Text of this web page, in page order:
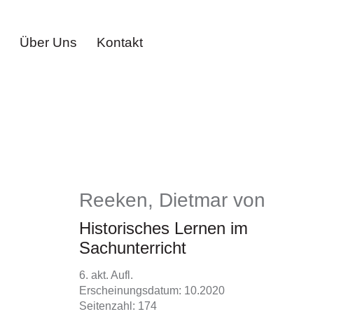
Über Uns Kontakt
Reeken, Dietmar von
Historisches Lernen im
Sachunterricht
6. akt. Aufl.
Erscheinungsdatum: 10.2020
Seitenzahl: 174